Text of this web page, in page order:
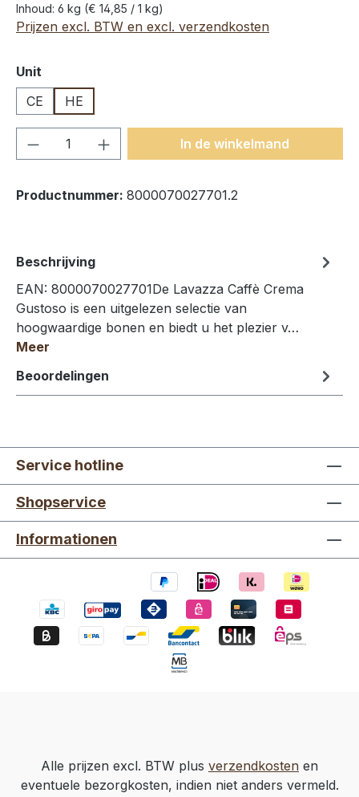
Inhoud: 6 kg (€ 14,85 / 1 kg)
Prijzen excl. BTW en excl. verzendkosten
Selecteer
Unit
CE
HE
Producthoeveelheid: Voer de
In de winkelmand
Productnummer: 8000070027701.2
Beschrijving
EAN: 8000070027701De Lavazza Caffè Crema
Gustoso is een uitgelezen selectie van
hoogwaardige bonen en biedt u het plezier v…
Meer
Beoordelingen
Service hotline
Shopservice
Informationen
Alle prijzen excl. BTW plus verzendkosten en
eventuele bezorgkosten, indien niet anders vermeld.